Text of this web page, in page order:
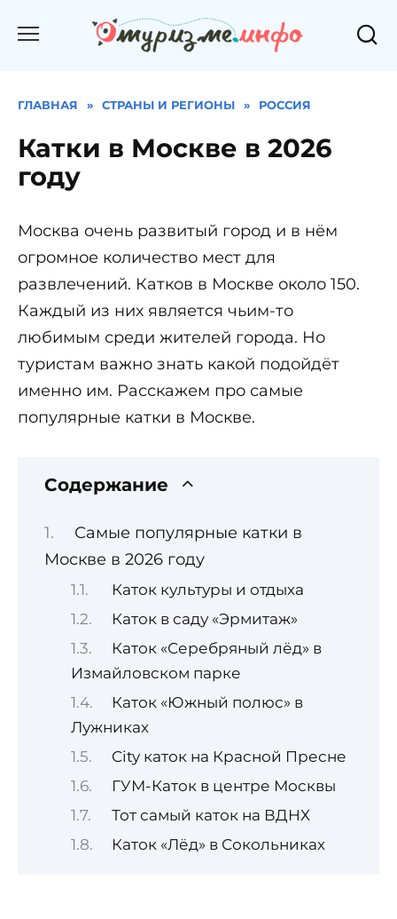
ГЛАВНАЯ » СТРАНЫ И РЕГИОНЫ » РОССИЯ
Катки в Москве в 2026
году
Москва очень развитый город и в нём
огромное количество мест для
развлечений. Катков в Москве около 150.
Каждый из них является чьим-то
любимым среди жителей города. Но
туристам важно знать какой подойдёт
именно им. Расскажем про самые
популярные катки в Москве.
Содержание
Самые популярные катки в
Москве в 2026 году
Каток культуры и отдыха
Каток в саду «Эрмитаж»
Каток «Серебряный лёд» в
Измайловском парке
Каток «Южный полюс» в
Лужниках
City каток на Красной Пресне
ГУМ-Каток в центре Москвы
Тот самый каток на ВДНХ
Каток «Лёд» в Сокольниках